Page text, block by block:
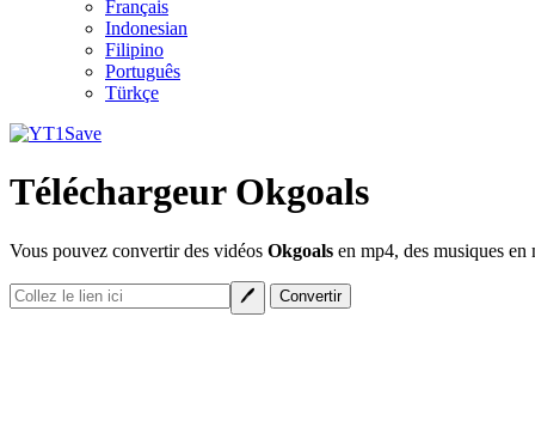
Français
Indonesian
Filipino
Português
Türkçe
Téléchargeur Okgoals
Vous pouvez convertir des vidéos Okgoals en mp4, des musiques